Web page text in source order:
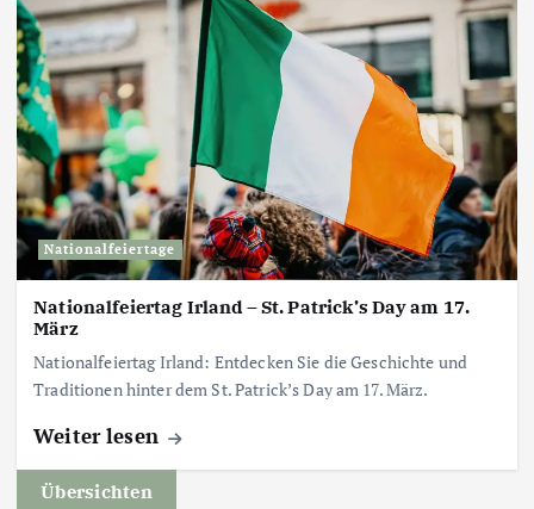
Nationalfeiertage
Nationalfeiertag Irland – St. Patrick’s Day am 17.
März
Nationalfeiertag Irland: Entdecken Sie die Geschichte und
Traditionen hinter dem St. Patrick’s Day am 17. März.
Weiter lesen
Übersichten